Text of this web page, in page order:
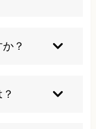
みに限定され
確に異なりま
？
で、当院でも